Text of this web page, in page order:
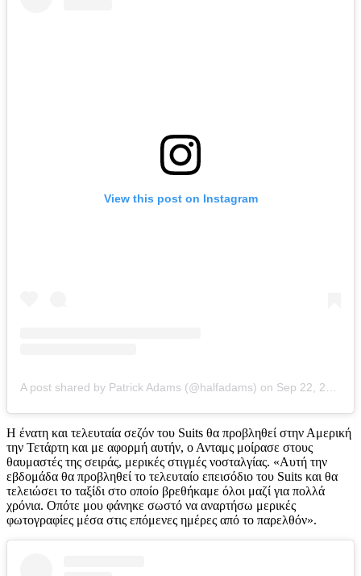
View this post on Instagram
A post shared by Patrick Adams (@halfadams) on Sep 22, 2019 at 10:31pm PDT
Η ένατη και τελευταία σεζόν του Suits θα προβληθεί στην Αμερική
την Τετάρτη και με αφορμή αυτήν, ο Ανταμς μοίρασε στους
θαυμαστές της σειράς, μερικές στιγμές νοσταλγίας. «Αυτή την
εβδομάδα θα προβληθεί το τελευταίο επεισόδιο του Suits και θα
τελειώσει το ταξίδι στο οποίο βρεθήκαμε όλοι μαζί για πολλά
χρόνια. Οπότε μου φάνηκε σωστό να αναρτήσω μερικές
φωτογραφίες μέσα στις επόμενες ημέρες από το παρελθόν».